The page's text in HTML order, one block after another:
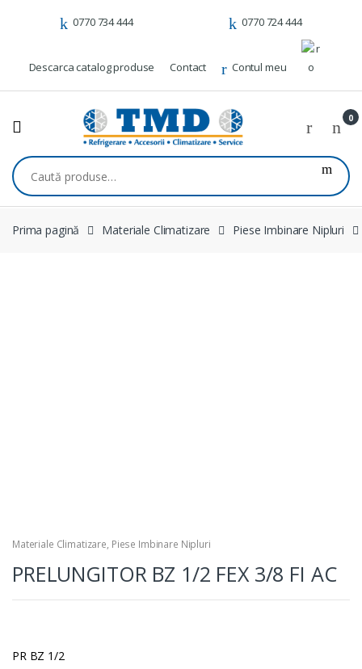
0770 734 444 0770 724 444
Descarca catalog produse Contact Contul meu
0
Caută după:
Prima pagină Materiale Climatizare Piese Imbinare Nipluri
Materiale Climatizare, Piese Imbinare Nipluri
PRELUNGITOR BZ 1/2 FEX 3/8 FI AC
PR BZ 1/2